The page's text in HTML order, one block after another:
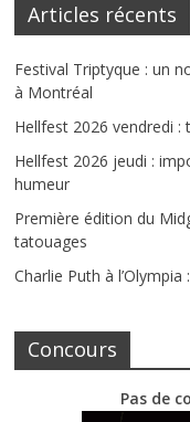
Articles récents
Festival Triptyque : un
à Montréal
Hellfest 2026 vendredi
Hellfest 2026 jeudi :
humeur
Première édition du
tatouages
Charlie Puth à
Concours
Pas de